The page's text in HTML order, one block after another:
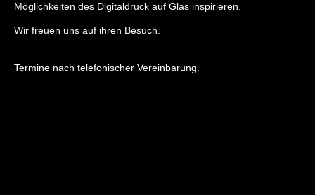
Möglichkeiten des Digitaldruck auf Glas inspirieren.
Wir freuen uns auf ihren Besuch.
Termine nach telefonischer Vereinbarung.